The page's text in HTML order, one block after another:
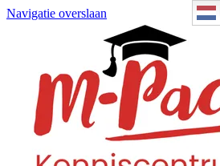
Navigatie overslaan